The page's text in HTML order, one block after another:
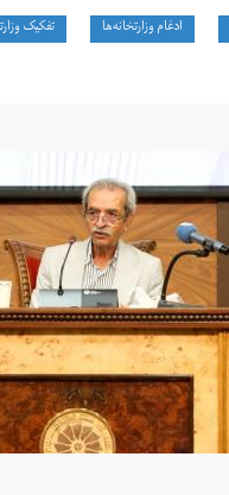
ادغام وزارتخانه‌ها تفکیک